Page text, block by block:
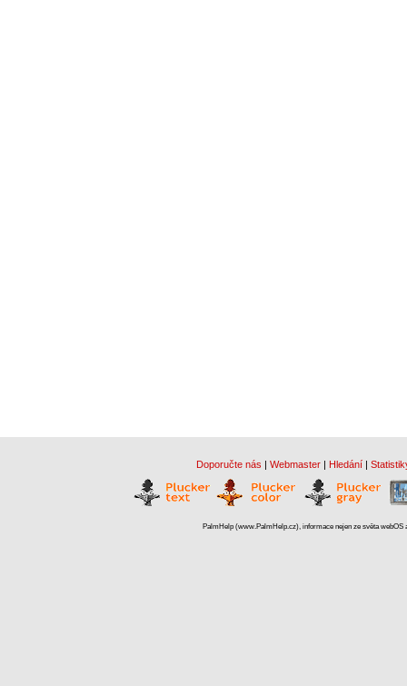
Doporučte nás | Webmaster | Hledání |
PalmHelp (www.PalmHelp.cz), informace nejen ze světa